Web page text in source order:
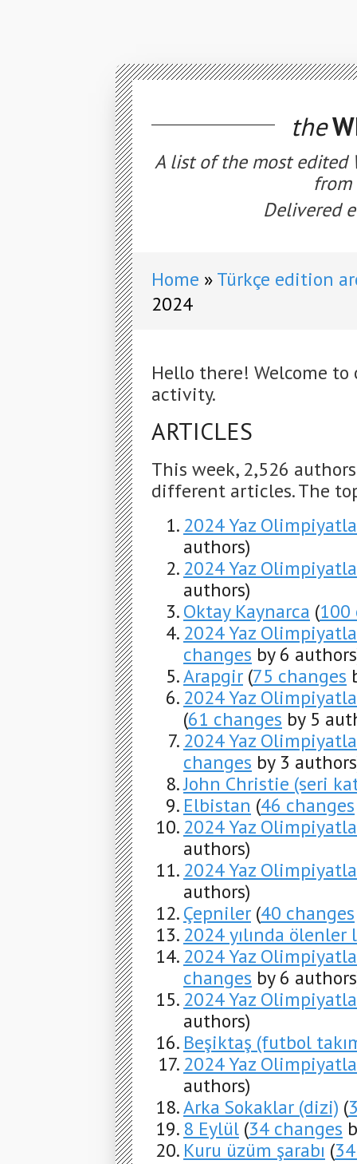
the
A list of the most edited
from
Delivered
Home
Türkçe edition
2024
Hello there! Welcome
activity.
ARTICLES
This week, 2,526
different articles. The
2024 Yaz
authors)
2024 Yaz
authors)
Oktay Kaynarca (100
2024 Yaz
changes by 6
Arapgir (75 changes
2024 Yaz
(61 changes by 5
2024 Yaz
changes by 3
John Christie (seri
Elbistan (46 changes
2024 Yaz
authors)
2024 Yaz
authors)
Çepniler (40 changes
2024 yılında ölenler
2024 Yaz
changes by 6
2024 Yaz
authors)
Beşiktaş (futbol
2024 Yaz
authors)
Arka Sokaklar (dizi) (
8 Eylül (34 changes
Kuru üzüm şarabı (